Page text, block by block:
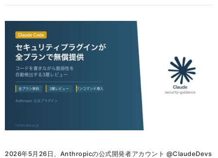
2026年5月26日、Anthropicの公式開発者アカウント @ClaudeDevs